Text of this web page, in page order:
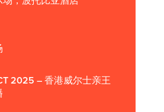
2025 – 香港威尔士亲王